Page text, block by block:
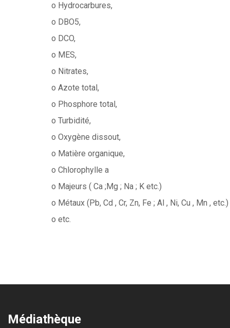
o Hydrocarbures,
o DBO5,
o DCO,
o MES,
o Nitrates,
o Azote total,
o Phosphore total,
o Turbidité,
o Oxygène dissout,
o Matière organique,
o Chlorophylle a
o Majeurs ( Ca ;Mg ; Na ; K etc.)
o Métaux (Pb, Cd , Cr, Zn, Fe ; Al , Ni, Cu , Mn , etc.)
o etc.
Médiathèque